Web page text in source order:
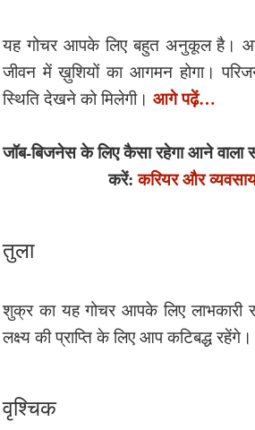
यह गोचर आपके लिए बहुत अनुकूल है।
जीवन में ख़ुशियों का आगमन होगा।
स्थिति देखने को मिलेगी। आगे पढ़ें…
जॉब-बिजनेस के लिए कैसा रहेगा आने वाला
करें:करियर और व्यवसाय
तुला
शुक्र का यह गोचर आपके लिए लाभकारी
लक्ष्य की प्राप्ति के लिए आप कटिबद्ध रहेंगे।
वृश्चिक